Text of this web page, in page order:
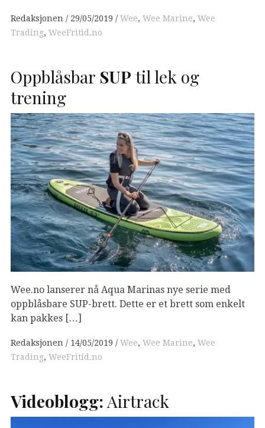
Redaksjonen 29/05/2019 Wee, Wee Marine, Wee
Trading, WeeFritid.no
Oppblåsbar SUP til lek og
trening
Wee.no lanserer nå Aqua Marinas nye serie med
oppblåsbare SUP-brett. Dette er et brett som enkelt
kan pakkes […]
Redaksjonen 14/05/2019 Wee, Wee Marine, Wee
Trading, WeeFritid.no
Videoblogg: Airtrack